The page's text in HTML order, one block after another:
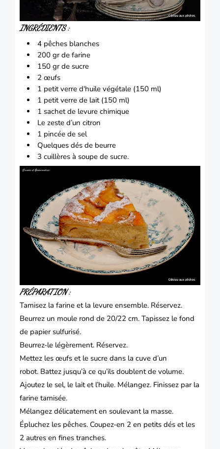
INGRÉDIENTS :
4 pêches blanches
200 gr de farine
150 gr de sucre
2 œufs
1 petit verre d'huile végétale (150 ml)
1 petit verre de lait (150 ml)
1 sachet de levure chimique
Le zeste d’un citron
1 pincée de sel
Quelques dés de beurre
3 cuillères à soupe de sucre.
PRÉPARATION :
Tamisez la farine et la levure ensemble. Réservez.
Beurrez un moule rond de 20/22 cm. Tapissez le fond
de papier sulfurisé.
Beurrez-le légèrement. Réservez.
Mettez les œufs et le sucre dans la cuve d’un
robot. Battez jusqu’à ce qu’ils doublent de volume.
Ajoutez le sel, le lait et l’huile. Mélangez. Finissez par la
farine tamisée.
Mélangez délicatement en soulevant la masse.
Épluchez les pêches. Coupez-en 2 en petits dés et les
2 autres en fines tranches.